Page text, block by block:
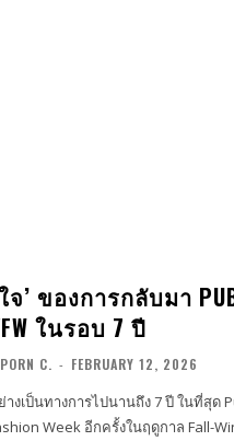
’ ของการกลับมา
ในรอบ 7 ปี
C. - FEBRUARY 12, 2026
งเป็นทางการไปนานถึง 7 ปี ในที่สุด
Week อีกครั้งในฤดูกาล Fall-